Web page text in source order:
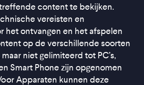
content te bekijken.
vereisten en
het ontvangen en het afspelen
op de verschillende soorten
niet gelimiteerd tot PC’s,
Smart Phone zijn opgenomen
Apparaten kunnen deze